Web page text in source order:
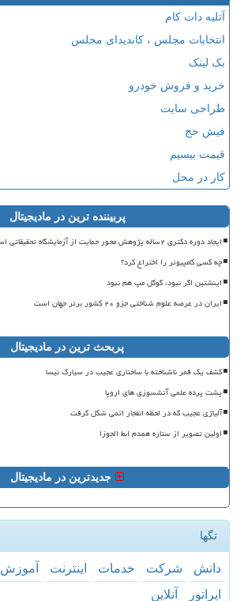
آتلیه دات کام
انتخابات مجلس ، کاندیدای مجلس
بک لینک
خرید و فروش خودرو
طراحی سایت
فیش حج
قیمت بیسیم
کار در محل
پربیننده ترین در مادیجیتال
ایجاد دوره دکتری ۲ساله پژوهش محور حمایت از آزمایشگاه تحقیقاتی اساتید
چه کسی کامپیوتر را اختراع کرد؟
اینشتین اگر نبود، گوگل مپ هم نبود
ایران در عرصه علوم شناختی جزو ۲۰ کشور برتر جهان است
پربحث ترین در مادیجیتال
کشف یک قمر ناشناخته با ساختاری عجیب در سیارک نیسا
پشت پرده علمی آتشسوزی های اروپا
آلیاژی عجیب که در لحظه انفجار اتمی شکل گرفت
اولین تصویر از ستاره همدم ابط الجوزا
جدیدترین در مادیجیتال
تگها
دانش شركت خدمات اینترنت آموزش
اپراتور
آنلاین